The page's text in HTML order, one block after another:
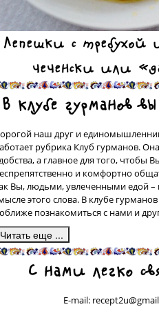
Лепешки с требухой
чеченски или
В клубе гурманов
наш друг и
рубрика Клуб гурманов.
а главное для того, чтобы
и комфортно
Вы, людьми, увлеченными едой
этого слова. В клубе
познакомиться с нами и
в подрубрике «Сделано на
прекрасная возможность поделиться
блюд, которые были сделаны вашими
рецепт с фотографией
С нами легко
E-mail: